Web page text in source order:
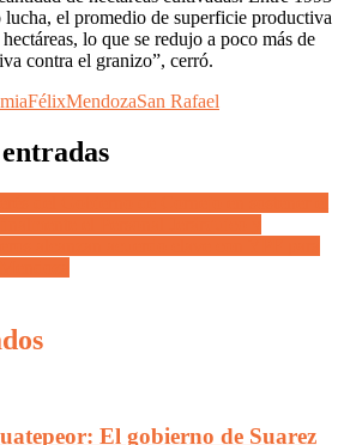
el promedio de superficie productiva
lo que se redujo a poco más de
contra el granizo”, cerró.
FélixMendozaSan Rafael
El gobierno de Suarez